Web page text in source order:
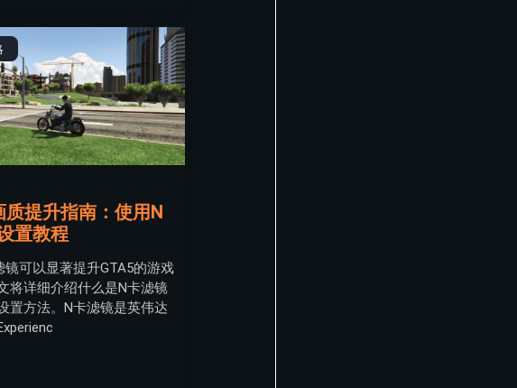
质提升指南：使用N
置教程
镜可以显著提升GTA5的游戏
将详细介绍什么是N卡滤镜
置方法。N卡滤镜是英伟达